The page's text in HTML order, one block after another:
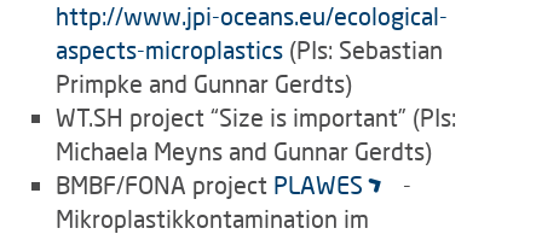
http://www.jpi-oceans.eu/ecological-
aspects-microplastics (PIs: Sebastian
Primpke and Gunnar Gerdts)
WT.SH project “Size is important” (PIs:
Michaela Meyns and Gunnar Gerdts)
BMBF/FONA project PLAWES
-
Mikroplastikkontamination im